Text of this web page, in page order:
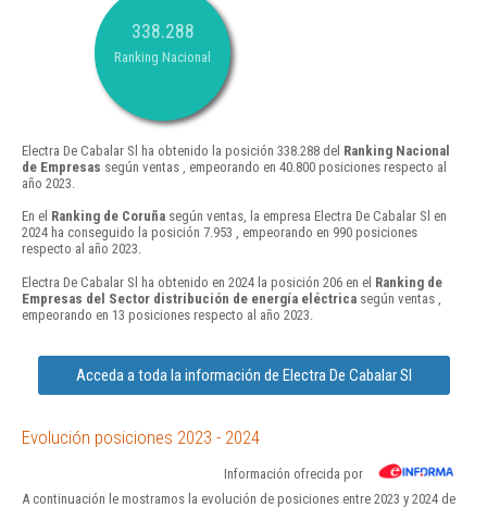
338.288
Ranking Nacional
Electra De Cabalar Sl ha obtenido la posición 338.288 del Ranking Nacional
de Empresas según ventas , empeorando en 40.800 posiciones respecto al
año 2023.
En el Ranking de Coruña según ventas, la empresa Electra De Cabalar Sl en
2024 ha conseguido la posición 7.953 , empeorando en 990 posiciones
respecto al año 2023.
Electra De Cabalar Sl ha obtenido en 2024 la posición 206 en el Ranking de
Empresas del Sector distribución de energía eléctrica según ventas ,
empeorando en 13 posiciones respecto al año 2023.
Acceda a toda la información de Electra De Cabalar Sl
Evolución posiciones 2023 - 2024
Información ofrecida por
A continuación le mostramos la evolución de posiciones entre 2023 y 2024 de